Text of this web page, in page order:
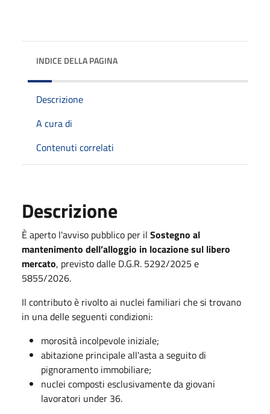
INDICE DELLA PAGINA
Descrizione
A cura di
Contenuti correlati
Descrizione
È aperto l'avviso pubblico per il Sostegno al
mantenimento dell’alloggio in locazione sul libero
mercato, previsto dalle D.G.R. 5292/2025 e
5855/2026.
Il contributo è rivolto ai nuclei familiari che si trovano
in una delle seguenti condizioni:
morosità incolpevole iniziale;
abitazione principale all'asta a seguito di
pignoramento immobiliare;
nuclei composti esclusivamente da giovani
lavoratori under 36.